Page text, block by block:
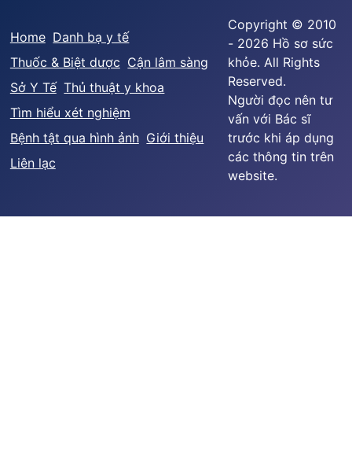
Home Danh bạ y tế
Thuốc & Biệt dược Cận lâm sàng
Sở Y Tế Thủ thuật y khoa
Tìm hiểu xét nghiệm
Bệnh tật qua hình ảnh Giới thiệu
Liên lạc
Copyright © 2010
- 2026 Hồ sơ sức
khỏe. All Rights
Reserved.
Người đọc nên tư
vấn với Bác sĩ
trước khi áp dụng
các thông tin trên
website.